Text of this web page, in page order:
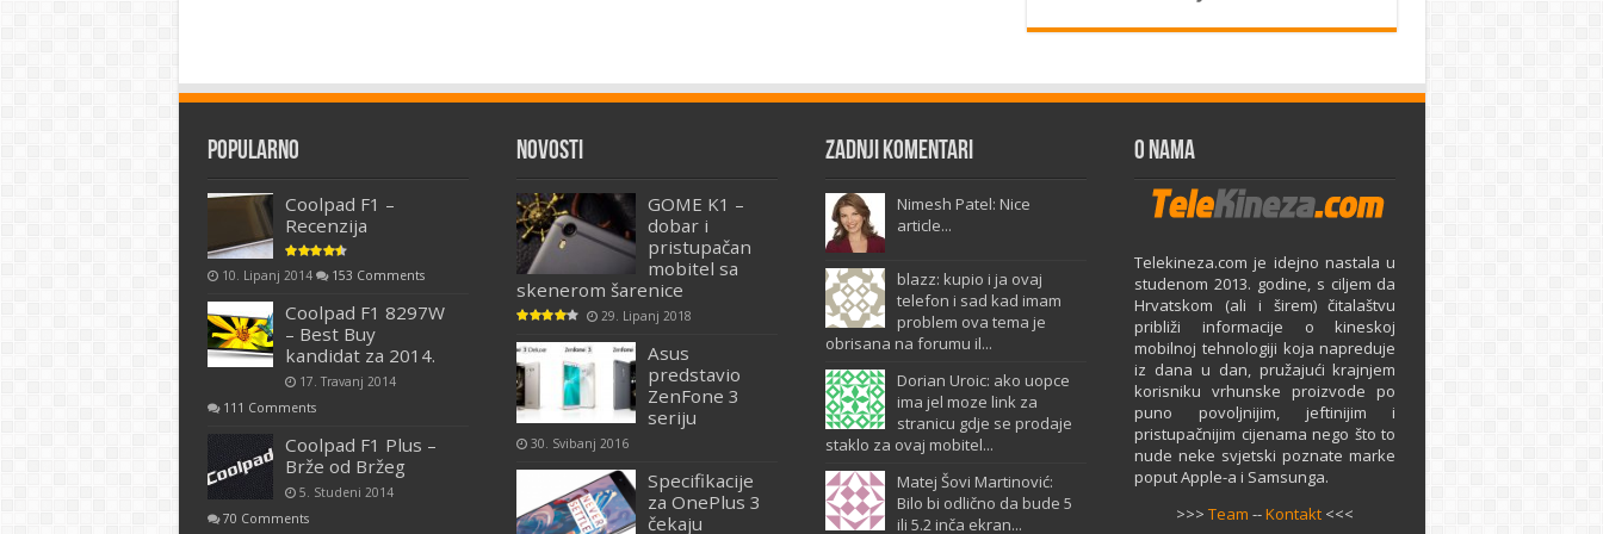
Popularno
Coolpad F1 –
Recenzija
10. Lipanj 2014 153 Comments
Coolpad F1 8297W
– Best Buy
kandidat za 2014.
17. Travanj 2014
111 Comments
Coolpad F1 Plus –
Brže od Bržeg
5. Studeni 2014
70 Comments
Novosti
GOME K1 –
dobar i
pristupačan
mobitel sa
skenerom šarenice
29. Lipanj 2018
Asus
predstavio
ZenFone 3
seriju
30. Svibanj 2016
Specifikacije
za OnePlus 3
čekaju
Zadnji komentari
Nimesh Patel: Nice
article...
blazz: kupio i ja ovaj
telefon i sad kad imam
problem ova tema je
obrisana na forumu il...
Dorian Uroic: ako uopce
ima jel moze link za
stranicu gdje se prodaje
staklo za ovaj mobitel...
Matej Šovi Martinović:
Bilo bi odlično da bude 5
ili 5.2 inča ekran...
O Nama
Telekineza.com je idejno nastala u
studenom 2013. godine, s ciljem da
Hrvatskom (ali i širem) čitalaštvu
približi informacije o kineskoj
mobilnoj tehnologiji koja napreduje
iz dana u dan, pružajući krajnjem
korisniku vrhunske proizvode po
puno povoljnijim, jeftinijim i
pristupačnijim cijenama nego što to
nude neke svjetski poznate marke
poput Apple-a i Samsunga.
>>>Team --Kontakt <<<